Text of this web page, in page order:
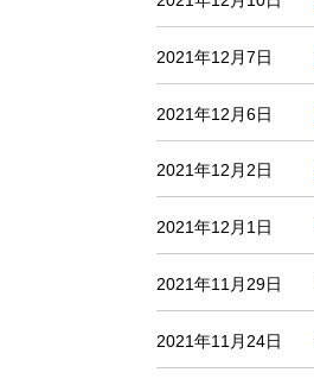
2021年12月7日
2021年12月6日
2021年12月2日
2021年12月1日
2021年11月29日
2021年11月24日